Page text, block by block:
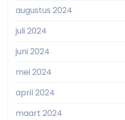
augustus 2024
juli 2024
juni 2024
mei 2024
april 2024
maart 2024